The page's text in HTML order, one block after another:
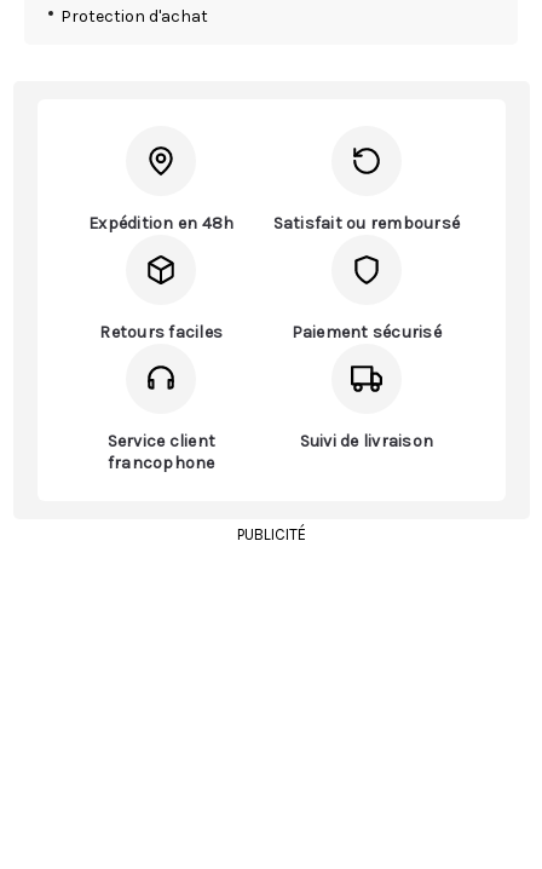
Protection d'achat
Expédition en 48h Satisfait ou remboursé
Retours faciles Paiement sécurisé
Service client
francophone
Suivi de livraison
PUBLICITÉ